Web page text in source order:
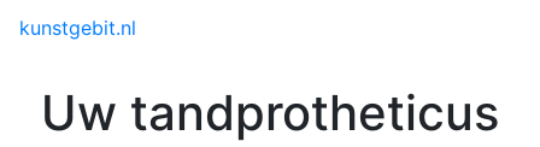
kunstgebit.nl
Uw tandprotheticus